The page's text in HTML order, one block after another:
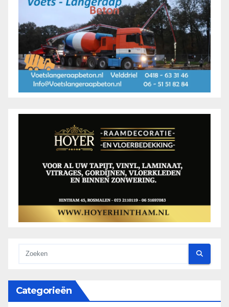
Categorieën